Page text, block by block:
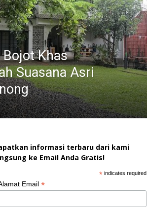
Khas
Suasana Asri
informasi terbaru dari kami
ke Email Anda Gratis!
* indicates required
Email *